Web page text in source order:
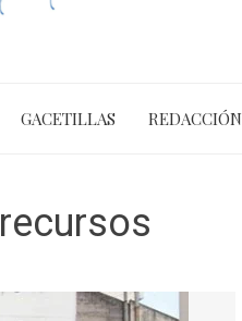
GACETILLAS REDACCIÓN
recursos